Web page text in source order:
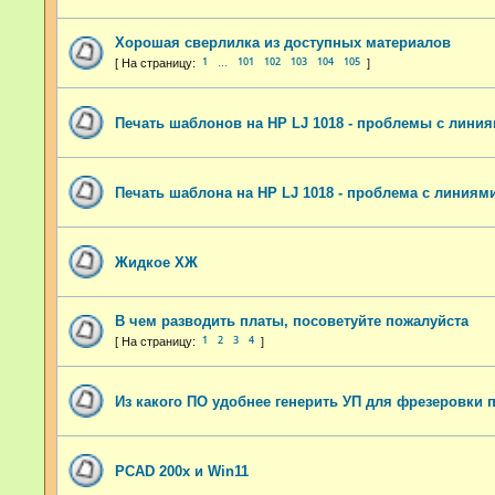
Хорошая сверлилка из доступных материалов
1 101 102 103 104 105
Печать шаблонов на HP LJ 1018 - проблемы с
Печать шаблона на HP LJ 1018 - проблема с
Жидкое ХЖ
В чем разводить платы, посоветуйте пожалуйста
1 2 3 4
Из какого ПО удобнее генерить УП для фрезеровки
PCAD 200x и Win11